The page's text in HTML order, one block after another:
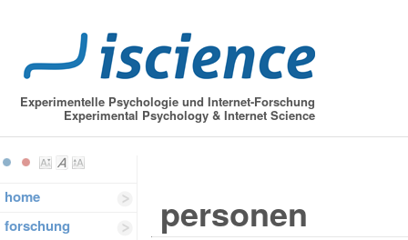
Experimentelle Psychologie und Internet-Forschung
Experimental Psychology & Internet Science
home
forschung
personen